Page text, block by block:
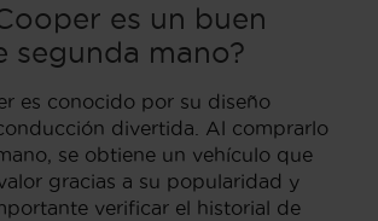
es un buen
segunda mano?
es conocido por su diseño
divertida. Al comprarlo
se obtiene un vehículo que
gracias a su popularidad y
verificar el historial de